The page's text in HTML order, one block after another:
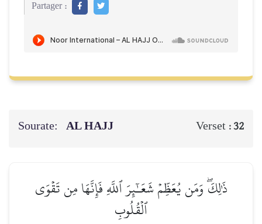
Partager :
Sourate: AL HAJJ Verset :32
ذَٰلِكَۖ وَمَن يُعَظِّمۡ شَعَـٰٓئِرَ ٱللَّهِ فَإِنَّهَا مِن تَقۡوَى
ٱلۡقُلُوبِ